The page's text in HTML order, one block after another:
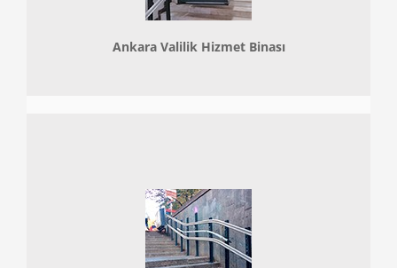
Ankara Valilik Hizmet Binası